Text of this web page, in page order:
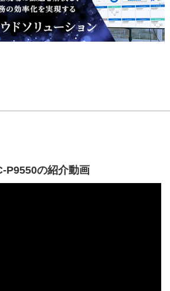
P9550の紹介動画